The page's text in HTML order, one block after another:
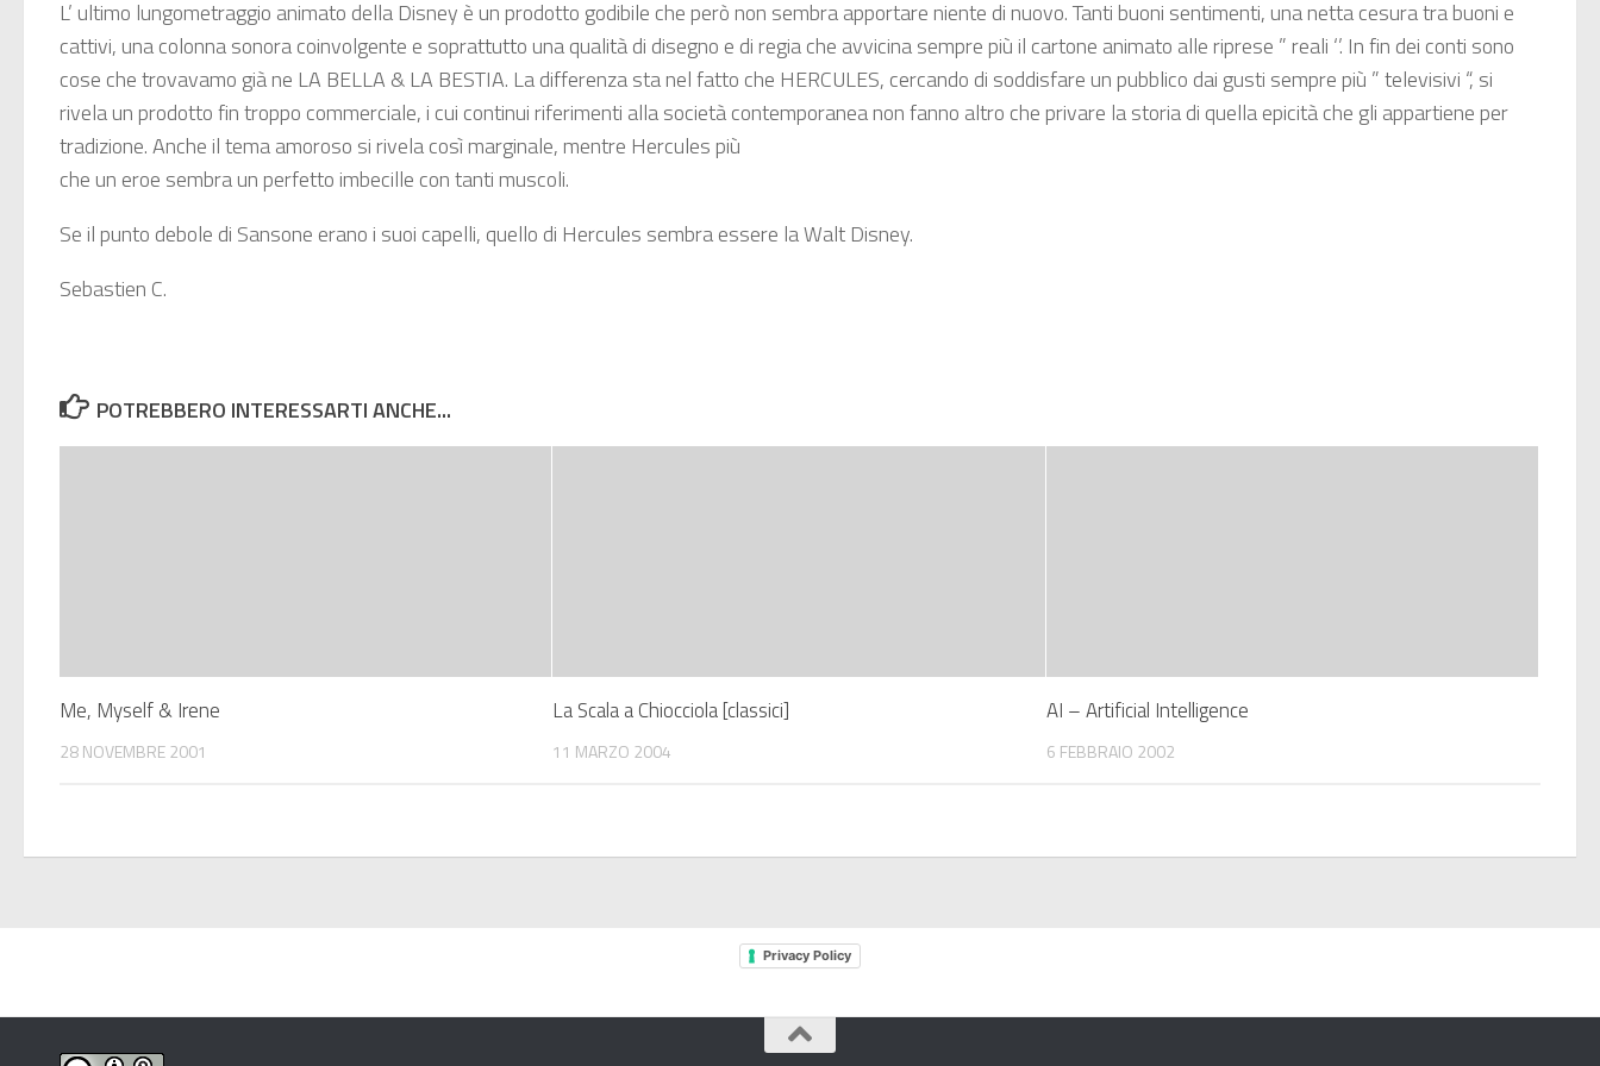
L’ ultimo lungometraggio animato della Disney è un prodotto godibile che però non sembra apportare niente di nuovo. Tanti buoni sentimenti, una netta cesura tra buoni e
cattivi, una colonna sonora coinvolgente e soprattutto una qualità di disegno e di regia che avvicina sempre più il cartone animato alle riprese ” reali ‘’. In fin dei conti sono
cose che trovavamo già ne LA BELLA & LA BESTIA. La differenza sta nel fatto che HERCULES, cercando di soddisfare un pubblico dai gusti sempre più ” televisivi “, si
rivela un prodotto fin troppo commerciale, i cui continui riferimenti alla società contemporanea non fanno altro che privare la storia di quella epicità che gli appartiene per
tradizione. Anche il tema amoroso si rivela così marginale, mentre Hercules più
che un eroe sembra un perfetto imbecille con tanti muscoli.
Se il punto debole di Sansone erano i suoi capelli, quello di Hercules sembra essere la Walt Disney.
Sebastien C.
POTREBBERO INTERESSARTI ANCHE...
Me, Myself & Irene
28 NOVEMBRE 2001
La Scala a Chiocciola [classici]
11 MARZO 2004
AI – Artificial Intelligence
6 FEBBRAIO 2002
Privacy Policy